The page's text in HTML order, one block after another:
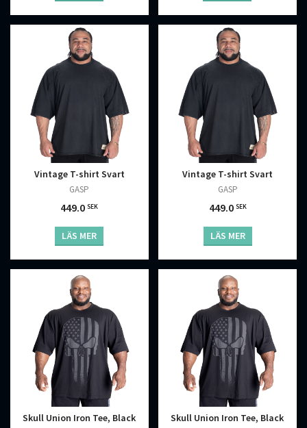
Vintage T-shirt Svart
GASP
449.0SEK
LÄS MER
Vintage T-shirt Svart
GASP
449.0 SEK
LÄS MER
Skull Union Iron Tee, Black Skull Union Iron Tee, Black